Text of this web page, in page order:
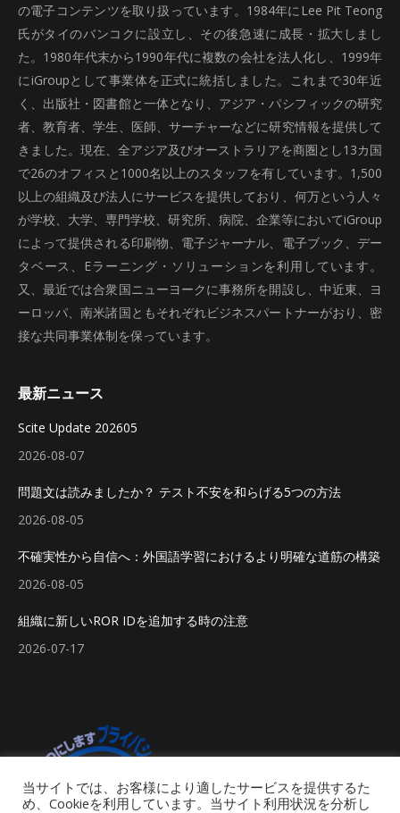
の電子コンテンツを取り扱っています。1984年にLee Pit Teong
氏がタイのバンコクに設立し、その後急速に成長・拡大しまし
た。1980年代末から1990年代に複数の会社を法人化し、1999年
にiGroupとして事業体を正式に統括しました。これまで30年近
く、出版社・図書館と一体となり、アジア・パシフィックの研究
者、教育者、学生、医師、サーチャーなどに研究情報を提供して
きました。現在、全アジア及びオーストラリアを商圏とし13カ国
で26のオフィスと1000名以上のスタッフを有しています。1,500
以上の組織及び法人にサービスを提供しており、何万という人々
が学校、大学、専門学校、研究所、病院、企業等においてiGroup
によって提供される印刷物、電子ジャーナル、電子ブック、デー
タベース、Eラーニング・ソリューションを利用しています。
又、最近では合衆国ニューヨークに事務所を開設し、中近東、ヨ
ーロッパ、南米諸国ともそれぞれビジネスパートナーがおり、密
接な共同事業体制を保っています。
最新ニュース
Scite Update 202605
2026-08-07
問題文は読みましたか？ テスト不安を和らげる5つの方法
2026-08-05
不確実性から自信へ：外国語学習におけるより明確な道筋の構築
2026-08-05
組織に新しいROR IDを追加する時の注意
2026-07-17
当サイトでは、お客様により適したサービスを提供するた
め、Cookieを利用しています。当サイト利用状況を分析し